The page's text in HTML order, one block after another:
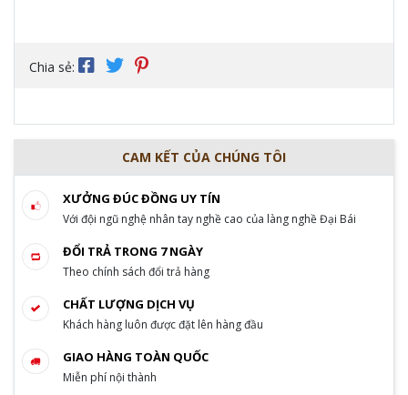
Chia sẻ:
CAM KẾT CỦA CHÚNG TÔI
XƯỞNG ĐÚC ĐỒNG UY TÍN
Với đội ngũ nghệ nhân tay nghề cao của làng nghề Đại Bái
ĐỔI TRẢ TRONG 7 NGÀY
Theo chính sách đổi trả hàng
CHẤT LƯỢNG DỊCH VỤ
Khách hàng luôn được đặt lên hàng đầu
GIAO HÀNG TOÀN QUỐC
Miễn phí nội thành